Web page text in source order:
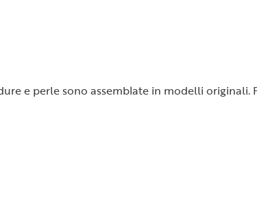
e perle sono assemblate in modelli